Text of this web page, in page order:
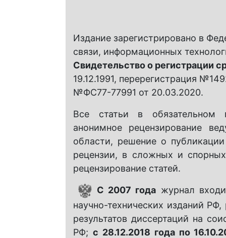
Издание зарегистрировано в
связи, информационных
Свидетельство о регистрации
19.12.1991, перерегистрация
№ФС77-77991 от 20.03.2020.
Все статьи в обязательном
анонимное рецензирование
области, решение о
рецензии, в сложных и
рецензирование статей.
С 2007 года журнал
научно-технических изданий
результатов диссертаций на
РФ; с 28.12.2018 года по